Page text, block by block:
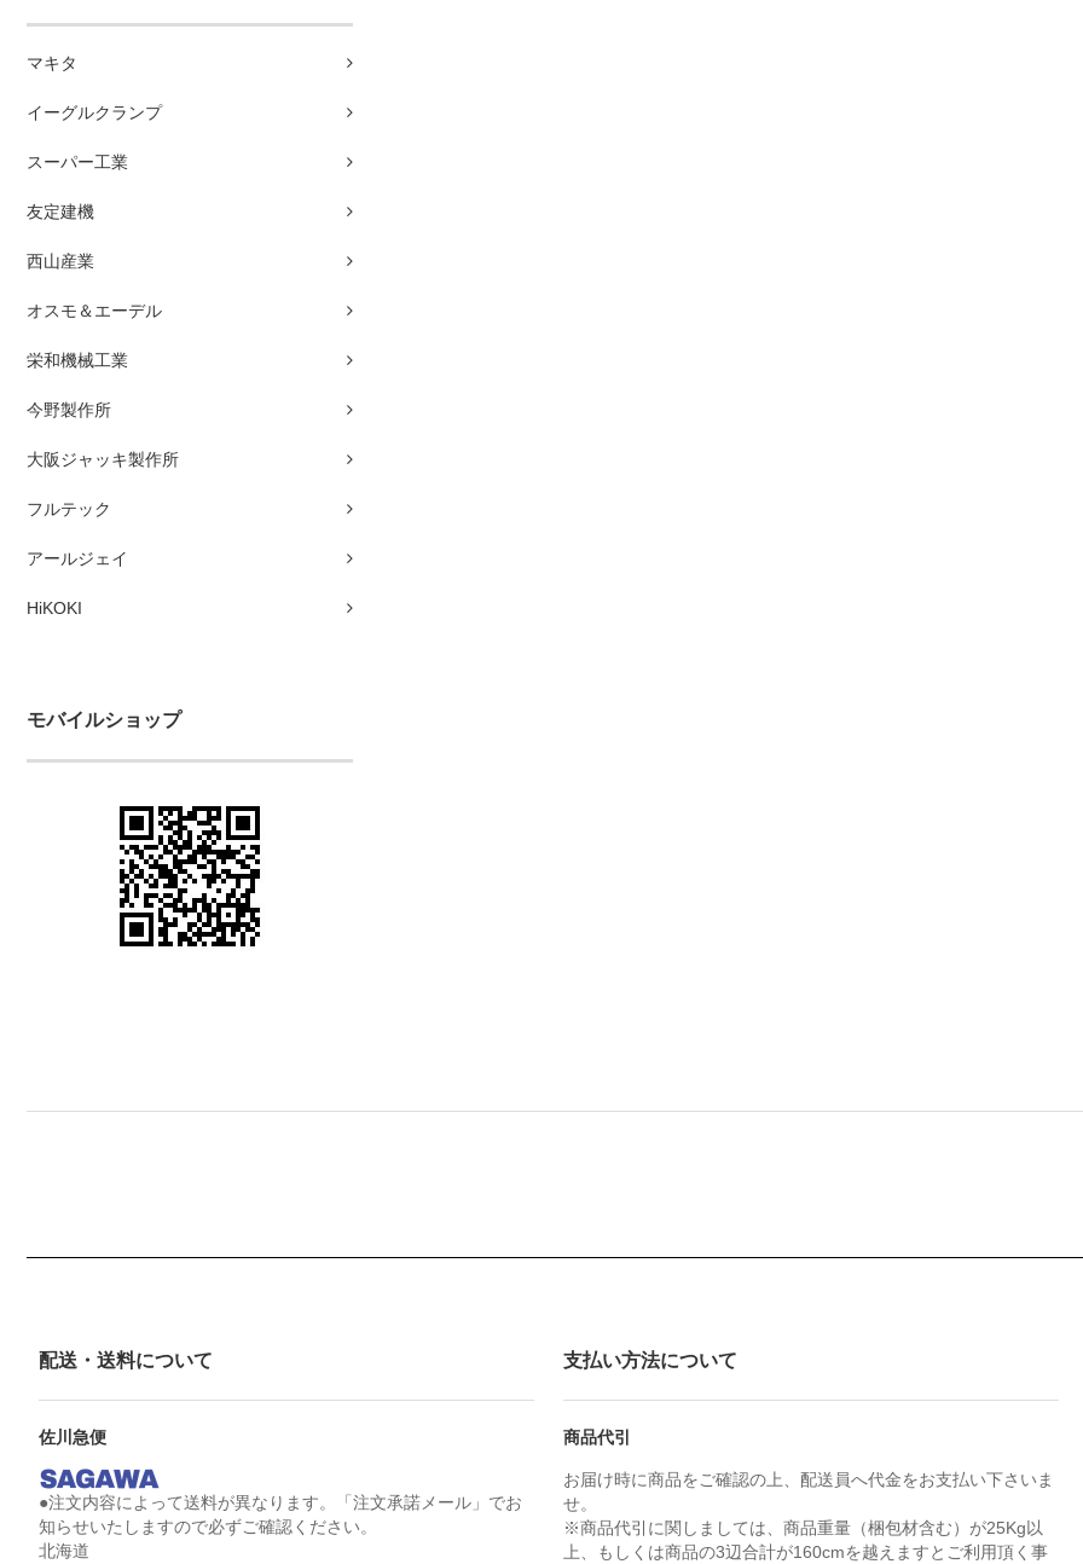
マキタ
イーグルクランプ
スーパー工業
友定建機
西山産業
オスモ＆エーデル
栄和機械工業
今野製作所
大阪ジャッキ製作所
フルテック
アールジェイ
HiKOKI
モバイルショップ
配送・送料について
佐川急便
●注文内容によって送料が異なります。「注文承諾メール」でお
知らせいたしますので必ずご確認ください。
北海道
支払い方法について
商品代引
お届け時に商品をご確認の上、配送員へ代金をお支払い下さいま
せ。
※商品代引に関しましては、商品重量（梱包材含む）が25Kg以
上、もしくは商品の3辺合計が160cmを越えますとご利用頂く事